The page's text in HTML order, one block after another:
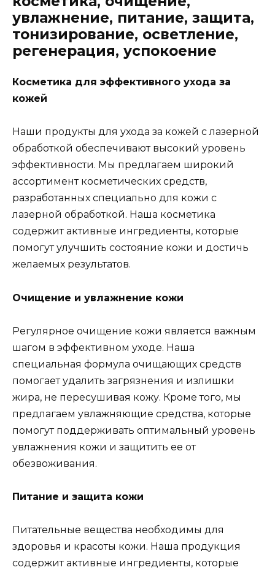
увлажнение, питание, защита,
тонизирование, осветление,
регенерация, успокоение
Косметика для эффективного ухода за
кожей
Наши продукты для ухода за кожей с лазерной
обработкой обеспечивают высокий уровень
эффективности. Мы предлагаем широкий
ассортимент косметических средств,
разработанных специально для кожи с
лазерной обработкой. Наша косметика
содержит активные ингредиенты, которые
помогут улучшить состояние кожи и достичь
желаемых результатов.
Очищение и увлажнение кожи
Регулярное очищение кожи является важным
шагом в эффективном уходе. Наша
специальная формула очищающих средств
помогает удалить загрязнения и излишки
жира, не пересушивая кожу. Кроме того, мы
предлагаем увлажняющие средства, которые
помогут поддерживать оптимальный уровень
увлажнения кожи и защитить ее от
обезвоживания.
Питание и защита кожи
Питательные вещества необходимы для
здоровья и красоты кожи. Наша продукция
содержит активные ингредиенты, которые